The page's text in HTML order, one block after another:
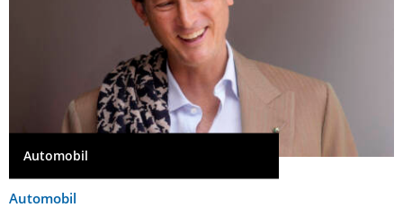
Automobil
Automobil